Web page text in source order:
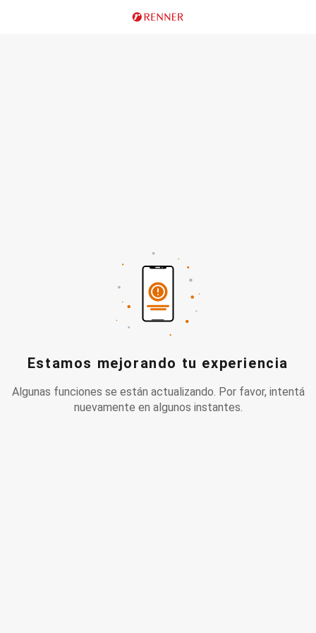
Estamos mejorando tu experiencia
Algunas funciones se están actualizando. Por favor, intentá
nuevamente en algunos instantes.